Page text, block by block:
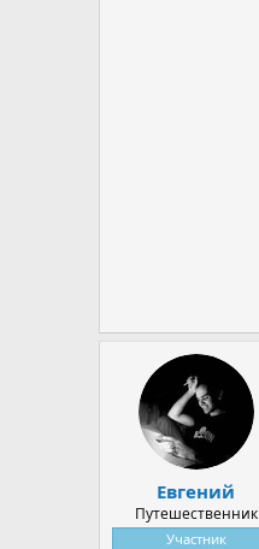
Евгений
Путешественник
Участник